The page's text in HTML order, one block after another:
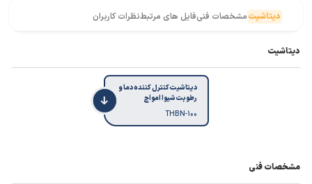
دیتاشیتمشخصات فنیفایل های مرتبطنظرات کاربران
دیتاشیت
دیتاشیت کنترل کننده دما و
رطوبت شیوا امواج
THBN-100
مشخصات فنی